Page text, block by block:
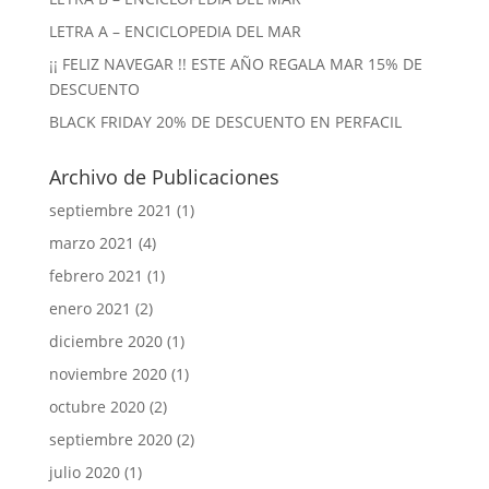
LETRA A – ENCICLOPEDIA DEL MAR
¡¡ FELIZ NAVEGAR !! ESTE AÑO REGALA MAR 15% DE
DESCUENTO
BLACK FRIDAY 20% DE DESCUENTO EN PERFACIL
Archivo de Publicaciones
septiembre 2021 (1)
marzo 2021 (4)
febrero 2021 (1)
enero 2021 (2)
diciembre 2020(1)
noviembre 2020(1)
octubre 2020(2)
septiembre 2020(2)
julio 2020(1)